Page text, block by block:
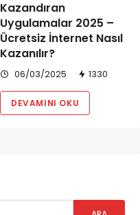
Kazandıran
Uygulamalar 2025 –
Ücretsiz İnternet Nasıl
Kazanılır?
06/03/2025 1330
DEVAMINI OKU